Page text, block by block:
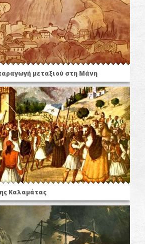
μεταξιού στη Μάνη
Καλαμάτας